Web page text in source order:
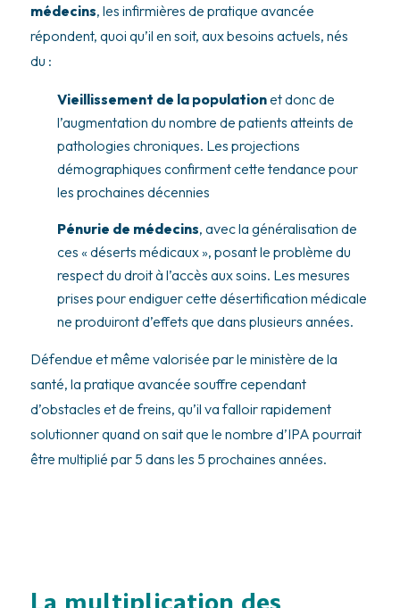
médecins, les infirmières de pratique avancée
répondent, quoi qu’il en soit, aux besoins actuels, nés
du :
Vieillissement de la populationet donc de
l’augmentation du nombre de patients atteints de
pathologies chroniques. Les projections
démographiques confirment cette tendance pour
les prochaines décennies
Pénurie de médecins, avec la généralisation de
ces « déserts médicaux », posant le problème du
respect du droit à l’accès aux soins. Les mesures
prises pour endiguer cette désertification médicale
ne produiront d’effets que dans plusieurs années.
Défendue et même valorisée par le ministère de la
santé, la pratique avancée souffre cependant
d’obstacles et de freins, qu’il va falloir rapidement
solutionner quand on sait que le nombre d’IPA pourrait
être multiplié par 5 dans les 5 prochaines années.